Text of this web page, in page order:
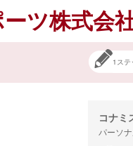
ツ株式会
1ステ
コナミ
パーソ